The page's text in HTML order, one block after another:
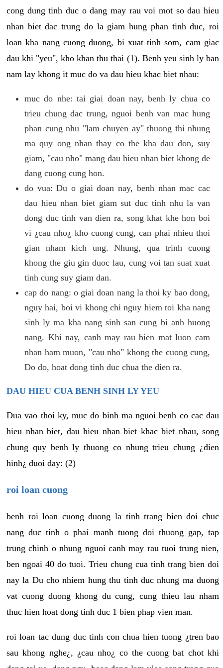
cong dung tinh duc o dang may rau voi mot so dau hieu
nhan biet dac trung do la giam hung phan tinh duc, roi
loan kha nang cuong duong, bi xuat tinh som, cam giac
dau khi "yeu", kho khan thu thai (1). Benh yeu sinh ly ban
nam lay khong it muc do va dau hieu khac biet nhau:
muc do nhe: tai giai doan nay, benh ly chua co
trieu chung dac trung, nguoi benh van mac hung
phan cung nhu "lam chuyen ay" thuong thi nhung
ma quy ong nhan thay co the kha dau don, suy
giam, "cau nho" mang dau hieu nhan biet khong de
dang cuong cung hon.
do vua: Du o giai doan nay, benh nhan mac cac
dau hieu nhan biet giam sut duc tinh nhu la van
dong duc tinh van dien ra, song khat khe hon boi
vi ¿cau nho¿ kho cuong cung, can phai nhieu thoi
gian nham kich ung. Nhung, qua trinh cuong
khong the giu gin duoc lau, cung voi tan suat xuat
tinh cung suy giam dan.
cap do nang: o giai doan nang la thoi ky bao dong,
nguy hai, boi vi khong chi nguy hiem toi kha nang
sinh ly ma kha nang sinh san cung bi anh huong
nang. Khi nay, canh may rau bien mat luon cam
nhan ham muon, "cau nho" khong the cuong cung,
Do do, hoat dong tinh duc chua the dien ra.
DAU HIEU CUA BENH SINH LY YEU
Dua vao thoi ky, muc do binh ma nguoi benh co cac dau
hieu nhan biet, dau hieu nhan biet khac biet nhau, song
chung quy benh ly thuong co nhung trieu chung ¿dien
hinh¿ duoi day: (2)
roi loan cuong
benh roi loan cuong duong la tinh trang bien doi chuc
nang duc tinh o phai manh tuong doi thuong gap, tap
trung chinh o nhung nguoi canh may rau tuoi trung nien,
ben ngoai 40 do tuoi. Trieu chung cua tinh trang bien doi
nay la Du cho nhiem hung thu tinh duc nhung ma duong
vat cuong duong khong du cung, cung thieu lau nham
thuc hien hoat dong tinh duc 1 bien phap vien man.
roi loan tac dung duc tinh con chua hien tuong ¿tren bao
sau khong nghe¿, ¿cau nho¿ co the cuong bat chot khi